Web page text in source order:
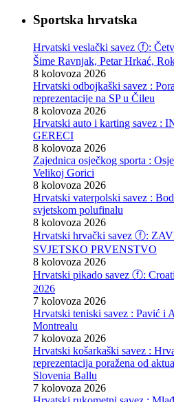
Sportska hrvatska
Hrvatski veslački savez ⓕ:
Šime Ravnjak, Petar Hrkać,
8 kolovoza 2026
Hrvatski odbojkaški savez :
reprezentacije na SP u Čileu
8 kolovoza 2026
Hrvatski auto i karting savez :
GERECI
8 kolovoza 2026
Zajednica osječkog sporta :
Velikoj Gorici
8 kolovoza 2026
Hrvatski vaterpolski savez :
svjetskom polufinalu
8 kolovoza 2026
Hrvatski hrvački savez ⓕ:
SVJETSKO PRVENSTVO
8 kolovoza 2026
Hrvatski pikado savez ⓕ:
2026
7 kolovoza 2026
Hrvatski teniski savez : Pavić i
Montrealu
7 kolovoza 2026
Hrvatski košarkaški savez :
reprezentacija poražena od
Slovenia Ballu
7 kolovoza 2026